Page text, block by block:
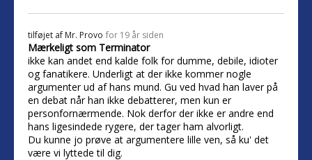
tilføjet af Mr. Provo for 19 år siden
Mærkeligt som Terminator
ikke kan andet end kalde folk for dumme, debile, idioter
og fanatikere. Underligt at der ikke kommer nogle
argumenter ud af hans mund. Gu ved hvad han laver på
en debat når han ikke debatterer, men kun er
personfornærmende. Nok derfor der ikke er andre end
hans ligesindede rygere, der tager ham alvorligt.
Du kunne jo prøve at argumentere lille ven, så ku' det
være vi lyttede til dig.